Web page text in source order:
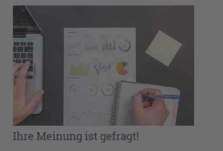
Ihre Meinung ist gefragt!